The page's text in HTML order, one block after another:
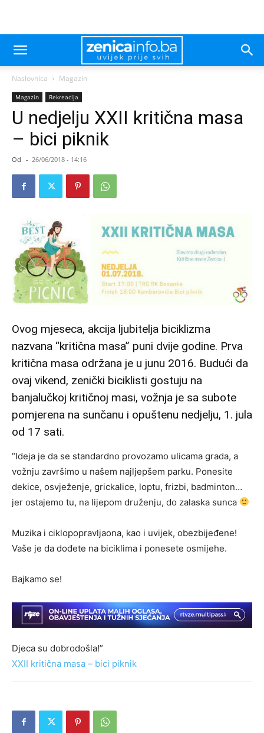
Naslovnica Magazin
Magazin Rekreacija
U nedjelju XXII kritična masa
– bici piknik
Od - 26/06/2018 - 14:16
Ovog mjeseca, akcija ljubitelja biciklizma
nazvana “kritična masa” puni dvije godine. Prva
kritična masa održana je u junu 2016. Budući da
ovaj vikend, zenički biciklisti gostuju na
banjalučkoj kritičnoj masi, vožnja je sa subote
pomjerena na sunčanu i opuštenu nedjelju, 1. jula
od 17 sati.
“Ideja je da se standardno provozamo ulicama grada, a
vožnju završimo u našem najljepšem parku. Ponesite
dekice, osvježenje, grickalice, loptu, frizbi, badminton…
jer ostajemo tu, na lijepom druženju, do zalaska sunca
Muzika i ciklopopravljaona, kao i uvijek, obezbijeđene!
Vaše je da dođete na biciklima i ponesete osmijehe.
Bajkamo se!
Djeca su dobrodošla!”
XXII kritična masa – bici piknik